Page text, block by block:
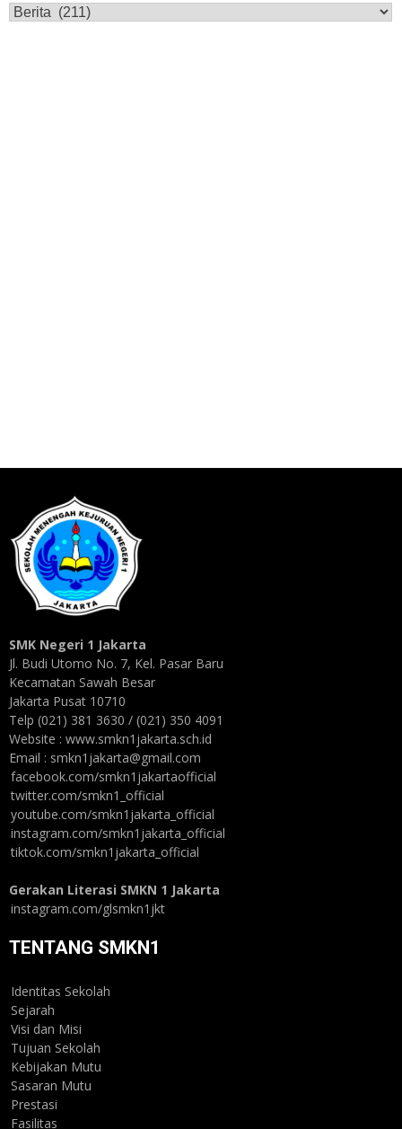
Categories
SMK Negeri 1 Jakarta
Jl. Budi Utomo No. 7, Kel. Pasar Baru
Kecamatan Sawah Besar
Jakarta Pusat 10710
Telp (021) 381 3630 / (021) 350 4091
Website : www.smkn1jakarta.sch.id
Email : smkn1jakarta@gmail.com
facebook.com/smkn1jakartaofficial
twitter.com/smkn1_official
youtube.com/smkn1jakarta_official
instagram.com/smkn1jakarta_official
tiktok.com/smkn1jakarta_official
Gerakan Literasi SMKN 1 Jakarta
instagram.com/glsmkn1jkt
TENTANG SMKN1
Identitas Sekolah
Sejarah
Visi dan Misi
Tujuan Sekolah
Kebijakan Mutu
Sasaran Mutu
Prestasi
Fasilitas